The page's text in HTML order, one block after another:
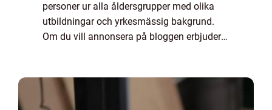
personer ur alla åldersgrupper med olika
utbildningar och yrkesmässig bakgrund.
Om du vill annonsera på bloggen erbjuder
redaktionen så...